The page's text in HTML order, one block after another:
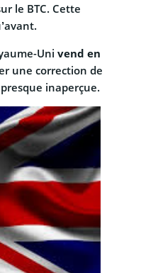
le BTC. Cette
Uni vend en
une correction de
inaperçue.